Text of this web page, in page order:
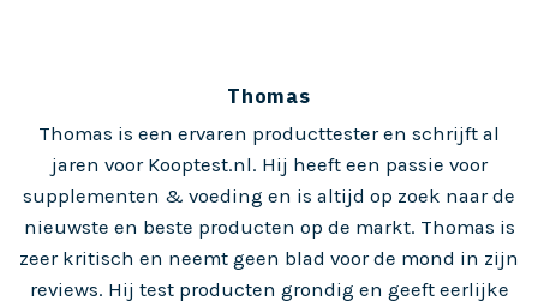
Thomas
Thomas is een ervaren producttester en schrijft al
jaren voor Kooptest.nl. Hij heeft een passie voor
supplementen & voeding en is altijd op zoek naar de
nieuwste en beste producten op de markt. Thomas is
zeer kritisch en neemt geen blad voor de mond in zijn
reviews. Hij test producten grondig en geeft eerlijke